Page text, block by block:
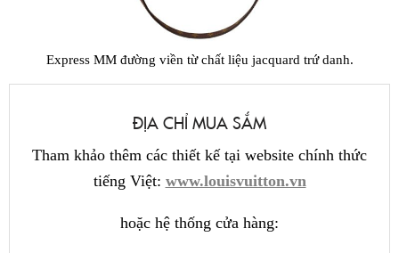
Express MM đường viền từ chất liệu jacquard trứ danh.
ĐỊA CHỈ MUA SẮM
Tham khảo thêm các thiết kế tại website chính thức
tiếng Việt: www.louisvuitton.vn
hoặc hệ thống cửa hàng: